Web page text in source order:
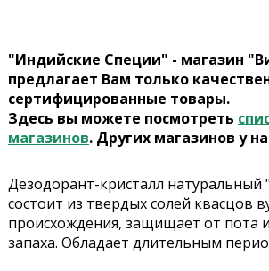
"Индийские Специи" - магазин
предлагает Вам только
сертифицированные товары.
Здесь вы можете посмотреть
магазинов. Других магазинов у
Дезодорант-кристалл натуральный
состоит из твердых солей квасцов
происхождения, защищает от пота
запаха. Обладает длительным